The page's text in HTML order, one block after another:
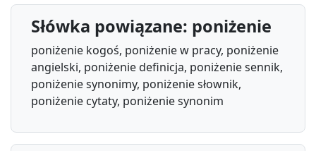
Słówka powiązane: poniżenie
poniżenie kogoś, poniżenie w pracy, poniżenie
angielski, poniżenie definicja, poniżenie sennik,
poniżenie synonimy, poniżenie słownik,
poniżenie cytaty, poniżenie synonim